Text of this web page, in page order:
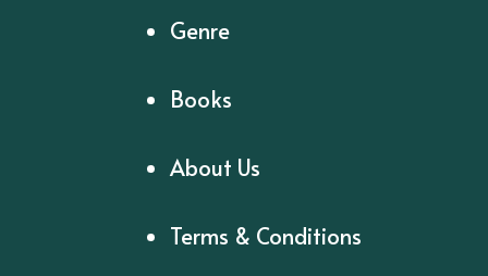
Genre
Books
About Us
Terms & Conditions